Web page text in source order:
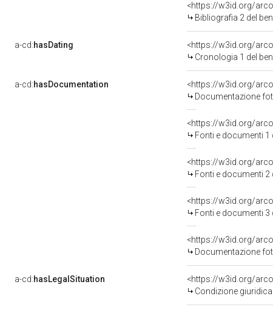
<https://w3id.org/
Bibliografia 2 del
a-cd:hasDating
<https://w3id.org/
Cronologia 1 del
a-cd:hasDocumentation
<https://w3id.org/
Documentazione
<https://w3id.org/
Fonti e documenti 1
<https://w3id.org/
Fonti e documenti 2
<https://w3id.org/
Fonti e documenti 3
<https://w3id.org/
Documentazione
a-cd:hasLegalSituation
<https://w3id.org/
Condizione